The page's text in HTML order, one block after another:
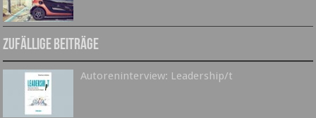
Zufällige Beiträge
Autoreninterview: Leadership/t